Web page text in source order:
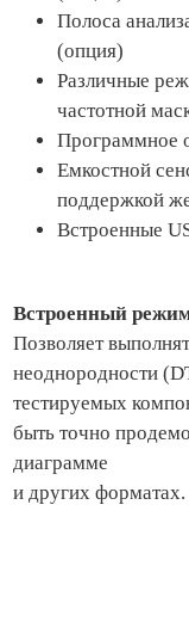
Полоса
(опция)
Различные
частотной
Программное
Емкостной
поддержкой
Встроенные
Встроенный
Позволяет
неоднородности
тестируемых
быть точно
диаграмме
и других форматах.